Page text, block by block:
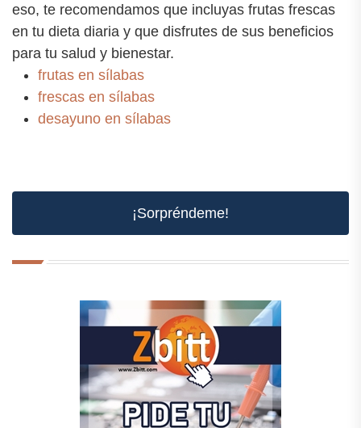
eso, te recomendamos que incluyas frutas frescas
en tu dieta diaria y que disfrutes de sus beneficios
para tu salud y bienestar.
frutas en sílabas
frescas en sílabas
desayuno en sílabas
¡Sorpréndeme!